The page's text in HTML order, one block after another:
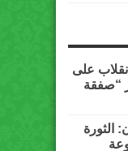
على
“صفقة
الثورة